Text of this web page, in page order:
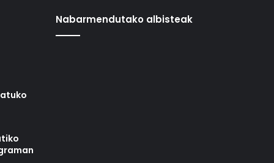
Nabarmendutako albisteak